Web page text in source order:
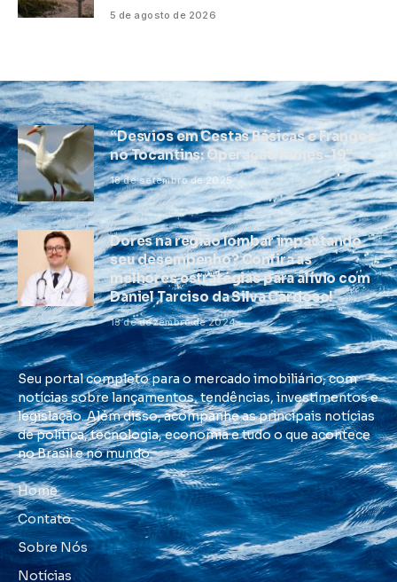
5 de agosto de 2026
“Desvios em Cestas Básicas e Frangos
no Tocantins: Operação Fames-19”
18 de setembro de 2025
Dores na região lombar impactando
seu desempenho? Confira as
melhores estratégias para alívio com
Daniel Tarciso da Silva Cardoso!
13 de dezembro de 2024
Seu portal completo para o mercado imobiliário, com
notícias sobre lançamentos, tendências, investimentos e
legislação. Além disso, acompanhe as principais notícias
de política, tecnologia, economia e tudo o que acontece
no Brasil e no mundo.
Home
Contato
Sobre Nós
Notícias